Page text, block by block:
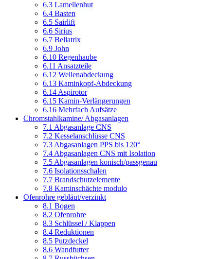
6.3 Lamellenhut
6.4 Basten
6.5 Sairlift
6.6 Sirius
6.7 Bellatrix
6.9 John
6.10 Regenhaube
6.11 Ansatzteile
6.12 Wellenabdeckung
6.13 Kaminkopf-Abdeckung
6.14 Aspirotor
6.15 Kamin-Verlängerungen
6.16 Mehrfach Aufsätze
Chromstahlkamine/ Abgasanlagen
7.1 Abgasanlage CNS
7.2 Kesselanschlüsse CNS
7.3 Abgasanlagen PPS bis 120°
7.4 Abgasanlagen CNS mit Isolation
7.5 Abgasanlagen konisch/passgenau
7.6 Isolationsschalen
7.7 Brandschutzelemente
7.8 Kaminschächte modulo
Ofenrohre gebläut/verzinkt
8.1 Bogen
8.2 Ofenrohre
8.3 Schlüssel / Klappen
8.4 Reduktionen
8.5 Putzdeckel
8.6 Wandfutter